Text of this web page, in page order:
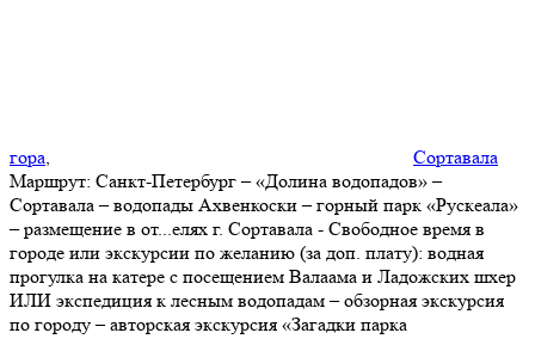
гора,
Сортавала
Маршрут: Санкт-Петербург – «Долина водопадов» –
Сортавала – водопады Ахвенкоски – горный парк «Рускеала»
– размещение в от...елях г. Сортавала - Свободное время в
городе или экскурсии по желанию (за доп. плату): водная
прогулка на катере с посещением Валаама и Ладожских шхер
ИЛИ экспедиция к лесным водопадам – обзорная экскурсия
по городу – авторская экскурсия «Загадки парка